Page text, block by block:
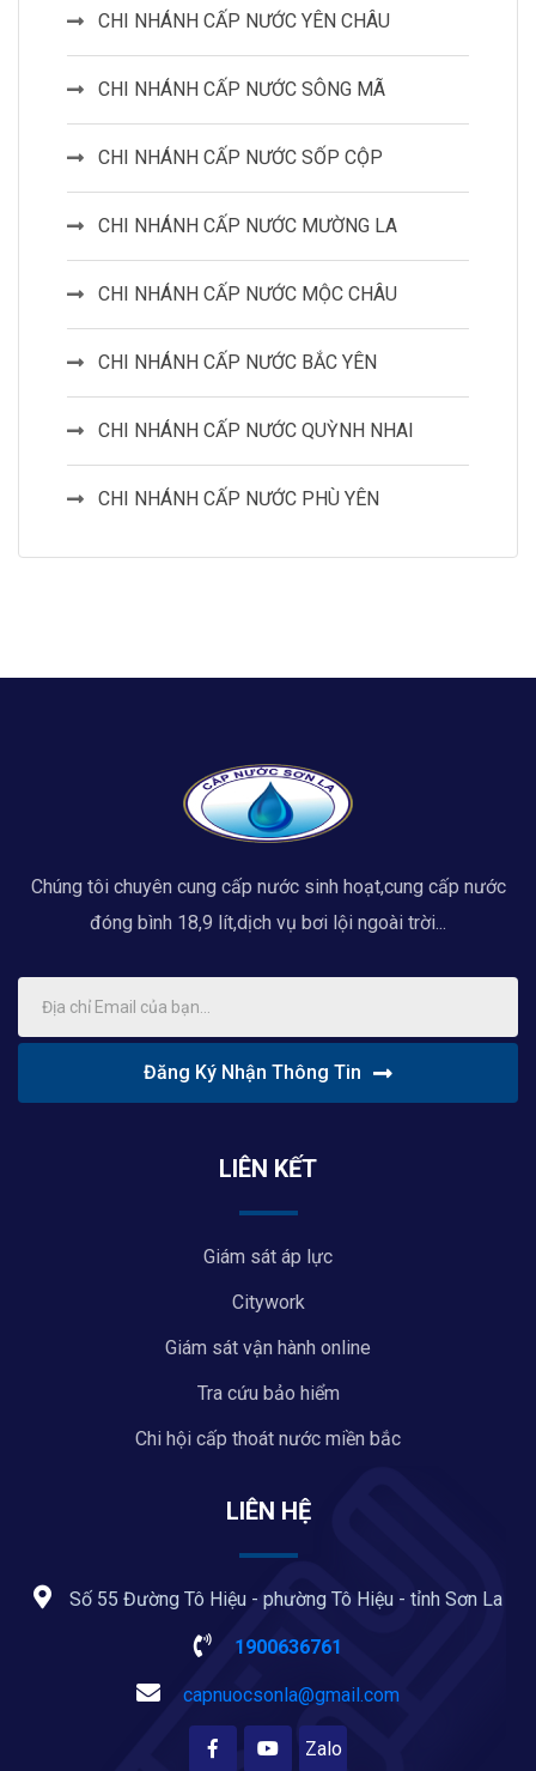
CHI NHÁNH CẤP NƯỚC YÊN CHÂU
CHI NHÁNH CẤP NƯỚC SÔNG MÃ
CHI NHÁNH CẤP NƯỚC SỐP CỘP
CHI NHÁNH CẤP NƯỚC MƯỜNG LA
CHI NHÁNH CẤP NƯỚC MỘC CHÂU
CHI NHÁNH CẤP NƯỚC BẮC YÊN
CHI NHÁNH CẤP NƯỚC QUỲNH NHAI
CHI NHÁNH CẤP NƯỚC PHÙ YÊN
Chúng tôi chuyên cung cấp nước sinh hoạt,cung cấp nước
đóng bình 18,9 lít,dịch vụ bơi lội ngoài trời...
Đăng Ký Nhận Thông Tin
LIÊN KẾT
Giám sát áp lực
Citywork
Giám sát vận hành online
Tra cứu bảo hiểm
Chi hội cấp thoát nước miền bắc
LIÊN HỆ
Số 55 Đường Tô Hiệu - phường Tô Hiệu - tỉnh Sơn La
1900636761
capnuocsonla@gmail.com
Zalo